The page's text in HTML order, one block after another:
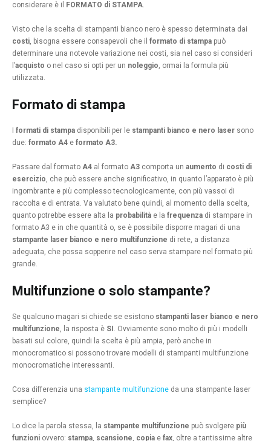
considerare è il
FORMATO di STAMPA.
Visto che la scelta di stampanti bianco nero è spesso determinata dai
costi, bisogna essere consapevoli che il formato di stampa può
determinare una notevole variazione nei costi, sia nel caso si consideri
l’acquisto o nel caso si opti per un noleggio, ormai la formula più
utilizzata.
Formato di stampa
formati di stampa disponibili per le stampanti bianco e nero laser sono
due: formato A4 e formato A3.
Passare dal formato A4 al formato A3 comporta un aumento di costi di
esercizio, che può essere anche significativo, in quanto l’apparato è più
ingombrante e più complesso tecnologicamente, con più vassoi di
raccolta e di entrata. Va valutato bene quindi, al momento della scelta,
quanto potrebbe essere alta la probabilità e la frequenza di stampare in
formato A3 e in che quantità o, se è possibile disporre magari di una
stampante laser bianco e nero multifunzione di rete, a distanza
adeguata, che possa sopperire nel caso serva stampare nel formato più
grande.
Multifunzione o solo stampante?
Se qualcuno magari si chiede se esistono stampanti laser bianco e nero
multifunzione, la risposta è SI . Ovviamente sono molto di più i modelli
basati sul colore, quindi la scelta è più ampia, però anche in
monocromatico si possono trovare modelli di stampanti multifunzione
monocromatiche interessanti.
Cosa differenzia una stampante multifunzione da una stampante laser
semplice?
Lo dice la parola stessa, la stampante multifunzione può svolgere più
funzioni ovvero: stampa, scansione, copia e fax, oltre a tantissime altre